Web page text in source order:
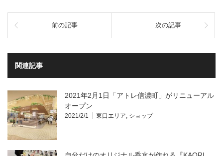
前の記事 次の記事
関連記事
2021年2月1日「アトレ信濃町」がリニューアル
オープン
2021/2/1 東口エリア, ショップ